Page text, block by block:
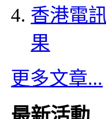
香港電
果
更多文章...